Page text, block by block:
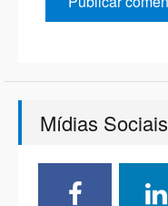
Mídias Sociais